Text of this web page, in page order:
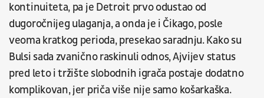
kontinuiteta, pa je Detroit prvo odustao od
dugoročnijeg ulaganja, a onda je i Čikago, posle
veoma kratkog perioda, presekao saradnju. Kako su
Bulsi sada zvanično raskinuli odnos, Ajvijev status
pred leto i tržište slobodnih igrača postaje dodatno
komplikovan, jer priča više nije samo košarkaška.